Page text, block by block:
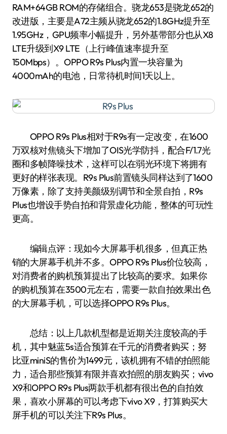
RAM+64GB ROM的存储组合。骁龙653是骁龙652的
改进版，主要是A72主频从骁龙652的1.8GHz提升至
1.95GHz，GPU频率小幅提升，另外基带部分也从X8
LTE升级到X9 LTE（上行峰值速率提升至
150Mbps）。OPPO R9s Plus内置一块容量为
4000mAh的电池，日常待机时间1天以上。
OPPO R9s Plus相对于R9s有一定改变，在1600
万双核对焦镜头下增加了OIS光学防抖，配合F/1.7光
圈和多帧降噪技术，这样可以在弱光环境下将拥有
更好的样张表现。R9s Plus前置镜头同样达到了1600
万像素，除了支持美颜级别调节和全景自拍，R9s
Plus也增设手势自拍和背景虚化功能，整体的可玩性
更高。
编辑点评：现如今大屏幕手机很多，但真正热
销的大屏幕手机并不多。OPPO R9s Plus价位较高，
对消费者的购机预算提出了比较高的要求。如果你
的购机预算在3500元左右，需要一款自拍效果出色
的大屏幕手机，可以选择OPPO R9s Plus。
总结：以上几款机型都是近期关注度较高的手
机，其中魅蓝5s适合预算在千元的消费者购买；努
比亚miniS的售价为1499元，该机拥有不错的拍照能
力，适合那些预算有限并喜欢拍照的朋友购买；vivo
X9和OPPO R9s Plus两款手机都有很出色的自拍效
果，喜欢小屏幕的可以考虑下vivo X9，打算购买大
屏手机的可以关注下R9s Plus。